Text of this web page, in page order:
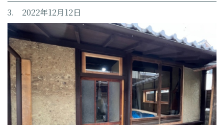
3. 2022年12月12日